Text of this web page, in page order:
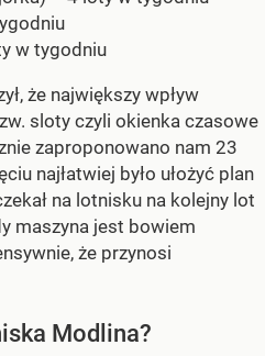
w tygodniu
że największy wpływ
sloty czyli okienka czasowe
zaproponowano nam 23
najłatwiej było ułożyć plan
na lotnisku na kolejny lot
maszyna jest bowiem
że przynosi
Modlina?